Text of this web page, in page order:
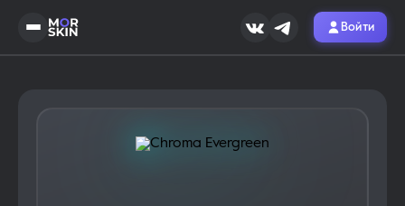
Войти